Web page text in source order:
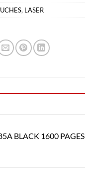
, LASER
BLACK 1600 PAGES